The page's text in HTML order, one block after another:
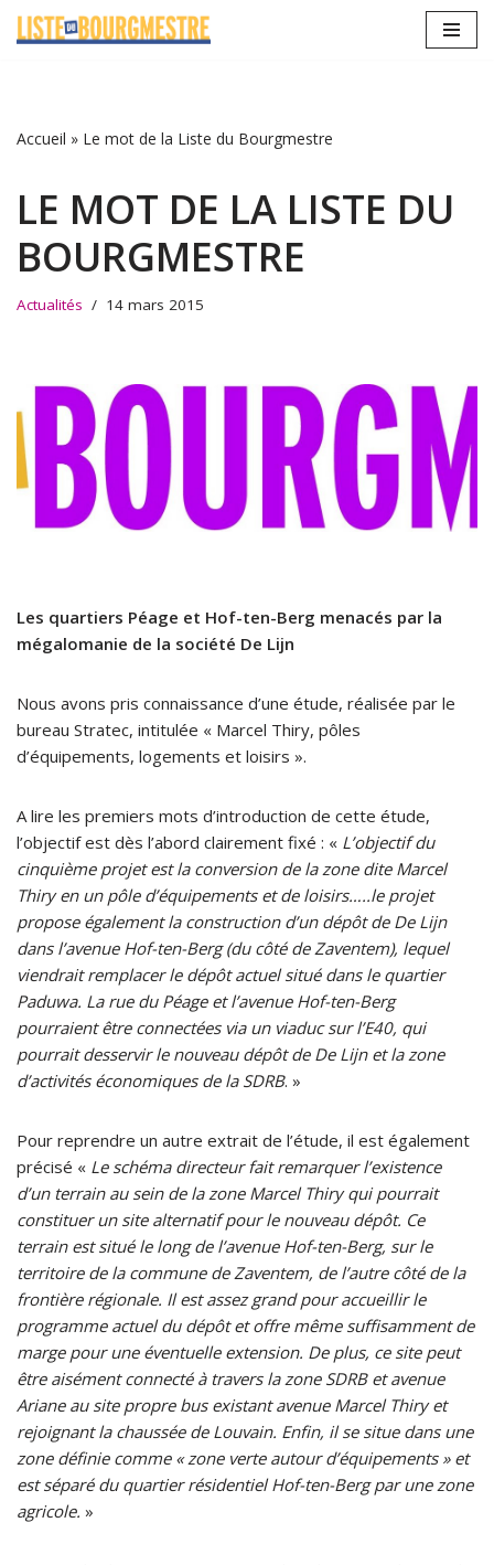
Accueil » Le mot de la Liste du Bourgmestre
LE MOT DE LA LISTE DU
BOURGMESTRE
Actualités 14 mars 2015
Les quartiers Péage et Hof-ten-Berg menacés par la
mégalomanie de la société De Lijn
Nous avons pris connaissance d’une étude, réalisée par le
bureau Stratec, intitulée « Marcel Thiry, pôles
d’équipements, logements et loisirs ».
A lire les premiers mots d’introduction de cette étude,
l’objectif est dès l’abord clairement fixé : « L’objectif du
cinquième projet est la conversion de la zone dite Marcel
Thiry en un pôle d’équipements et de loisirs…..le projet
propose également la construction d’un dépôt de De Lijn
dans l’avenue Hof-ten-Berg (du côté de Zaventem), lequel
viendrait remplacer le dépôt actuel situé dans le quartier
Paduwa. La rue du Péage et l’avenue Hof-ten-Berg
pourraient être connectées via un viaduc sur l’E40, qui
pourrait desservir le nouveau dépôt de De Lijn et la zone
d’activités économiques de la SDRB. »
Pour reprendre un autre extrait de l’étude, il est également
précisé « Le schéma directeur fait remarquer l’existence
d’un terrain au sein de la zone Marcel Thiry qui pourrait
constituer un site alternatif pour le nouveau dépôt. Ce
terrain est situé le long de l’avenue Hof-ten-Berg, sur le
territoire de la commune de Zaventem, de l’autre côté de la
frontière régionale. Il est assez grand pour accueillir le
programme actuel du dépôt et offre même suffisamment de
marge pour une éventuelle extension. De plus, ce site peut
être aisément connecté à travers la zone SDRB et avenue
Ariane au site propre bus existant avenue Marcel Thiry et
rejoignant la chaussée de Louvain. Enfin, il se situe dans une
zone définie comme « zone verte autour d’équipements » et
est séparé du quartier résidentiel Hof-ten-Berg par une zone
agricole. »